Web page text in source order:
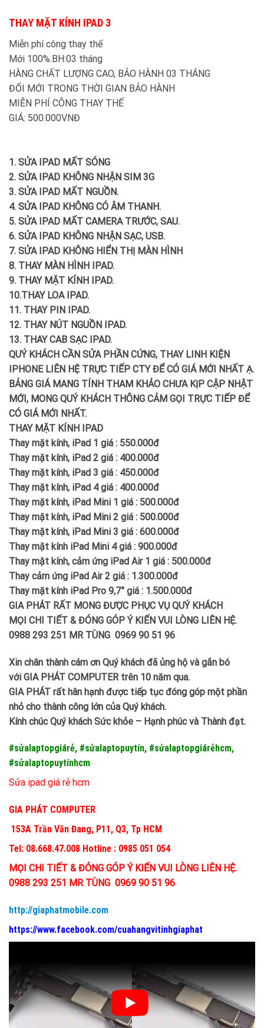
THAY MẶT KÍNH IPAD 3
Miễn phí công thay thế
Mới 100%.BH:03 tháng
HÀNG CHẤT LƯỢNG CAO, BẢO HÀNH 03 THÁNG
ĐỔI MỚI TRONG THỜI GIAN BẢO HÀNH
MIỄN PHÍ CÔNG THAY THẾ
GIÁ: 500.000VNĐ
1. SỬA IPAD MẤT SÓNG
2. SỬA IPAD KHÔNG NHẬN SIM 3G
3. SỬA IPAD MẤT NGUỒN.
4. SỬA IPAD KHÔNG CÓ ÂM THANH.
5. SỬA IPAD MẤT CAMERA TRƯỚC, SAU.
6. SỬA IPAD KHÔNG NHẬN SẠC, USB.
7. SỬA IPAD KHÔNG HIỂN THỊ MÀN HÌNH
8. THAY MÀN HÌNH IPAD.
9. THAY MẶT KÍNH IPAD.
10.THAY LOA IPAD.
11. THAY PIN IPAD.
12. THAY NÚT NGUỒN IPAD.
13. THAY CAB SẠC IPAD.
QUÝ KHÁCH CẦN SỬA PHẦN CỨNG, THAY LINH KIỆN
IPHONE LIÊN HỆ TRỰC TIẾP CTY ĐỂ CÓ GIÁ MỚI NHẤT Ạ.
BẢNG GIÁ MANG TÍNH THAM KHẢO CHƯA KỊP CẬP NHẬT
MỚI, MONG QUÝ KHÁCH THÔNG CẢM GỌI TRỰC TIẾP ĐỂ
CÓ GIÁ MỚI NHẤT.
THAY MẶT KÍNH IPAD
Thay mặt kính, iPad 1 giá : 550.000đ
Thay mặt kính, iPad 2 giá : 400.000đ
Thay mặt kính, iPad 3 giá : 450.000đ
Thay mặt kính, iPad 4 giá : 400.000đ
Thay mặt kính, iPad Mini 1 giá : 500.000đ
Thay mặt kính, iPad Mini 2 giá : 500.000đ
Thay mặt kính, iPad Mini 3 giá : 600.000đ
Thay mặt kính iPad Mini 4 giá : 900.000đ
Thay mặt kính, cảm ứng iPad Air 1 giá : 500.000đ
Thay cảm ứng iPad Air 2 giá : 1.300.000đ
Thay mặt kính iPad Pro 9,7” giá : 1.500.000đ
GIA PHÁT RẤT MONG ĐƯỢC PHỤC VỤ QUÝ KHÁCH
MỌI CHI TIẾT & ĐÓNG GÓP Ý KIẾN VUI LÒNG LIÊN HỆ.
0988 293 251 MR TÙNG 0969 90 51 96
Xin chân thành cám ơn Quý khách đã ủng hộ và gắn bó
với GIA PHÁT COMPUTER trên 10 năm qua.
GIA PHÁT rất hân hạnh được tiếp tục đóng góp một phần
nhỏ cho thành công lớn của Quý khách.
Kính chúc Quý khách Sức khỏe – Hạnh phúc và Thành đạt.
#sửalaptopgiárẻ, #sửalaptopuytín, #sửalaptopgiárẻhcm,
#sửalaptopuytínhcm
Sửa ipad giá rẻ hcm
GIA PHÁT COMPUTER
153A Trần Văn Đang, P11, Q3, Tp HCM
Tel: 08.668.47.008 Hotline : 0985 051 054
MỌI CHI TIẾT & ĐÓNG GÓP Ý KIẾN VUI LÒNG LIÊN HỆ.
0988 293 251 MR TÙNG 0969 90 51 96
http://giaphatmobile.com
https://www.facebook.com/cuahangvitinhgiaphat